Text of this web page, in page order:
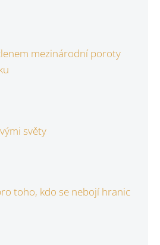
mezinárodní poroty
světy
toho, kdo se nebojí hranic